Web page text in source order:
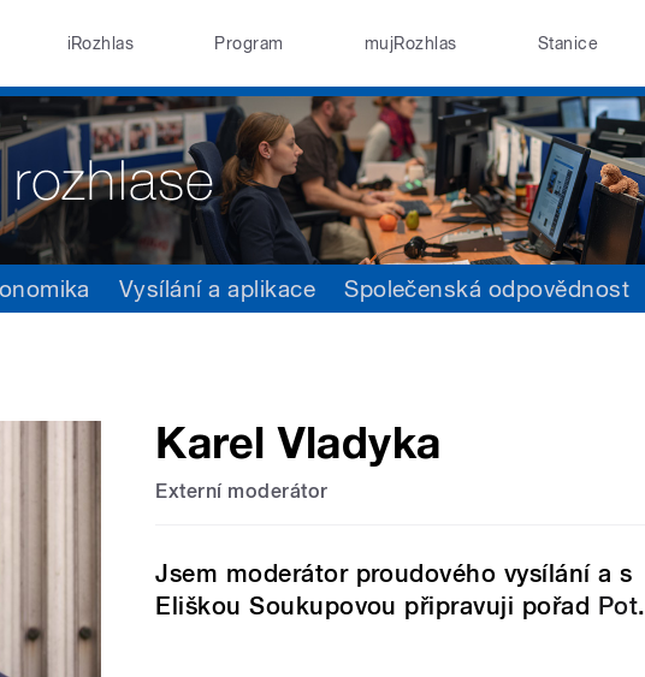
iRozhlas Program mujRozhlas Stanice
Vysílání a aplikace Společenská odpovědnost
Karel Vladyka
Externí moderátor
Jsem moderátor proudového vysílání a s
Eliškou Soukupovou připravuji pořad Pot.